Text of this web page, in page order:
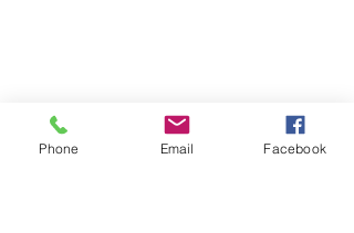
Justicia
Phone Email Facebook